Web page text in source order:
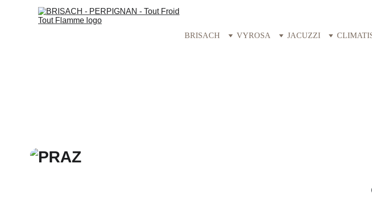
BRISACH VYROSA JACUZZI